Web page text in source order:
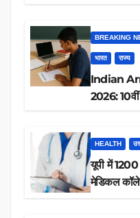
BREAKING
भारत राज्य
Indian
2026: 10वीं
HEALTH
यूपी में
मेडिकल